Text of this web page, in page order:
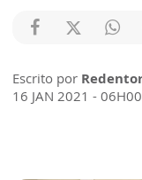
Escrito por
16 JAN 2021 -